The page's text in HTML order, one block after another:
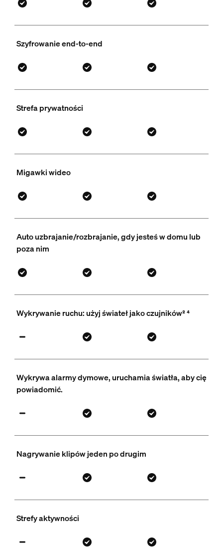
Szyfrowanie end-to-end
Strefa prywatności
Migawki wideo
Auto uzbrajanie/rozbrajanie, gdy jesteś w domu lub
poza nim
Wykrywanie ruchu: użyj świateł jako czujników² ⁴
Wykrywa alarmy dymowe, uruchamia światła, aby cię
powiadomić.
Nagrywanie klipów jeden po drugim
Strefy aktywności